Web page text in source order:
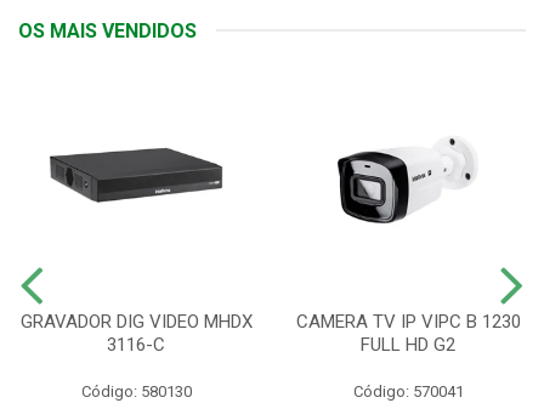
OS MAIS VENDIDOS
GRAVADOR DIG VIDEO MHDX
3116-C
Código: 580130
CAMERA TV IP VIPC B 1230
FULL HD G2
Código: 570041